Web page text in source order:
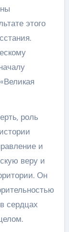
этого
роль
и
веру и
Он
сердцах